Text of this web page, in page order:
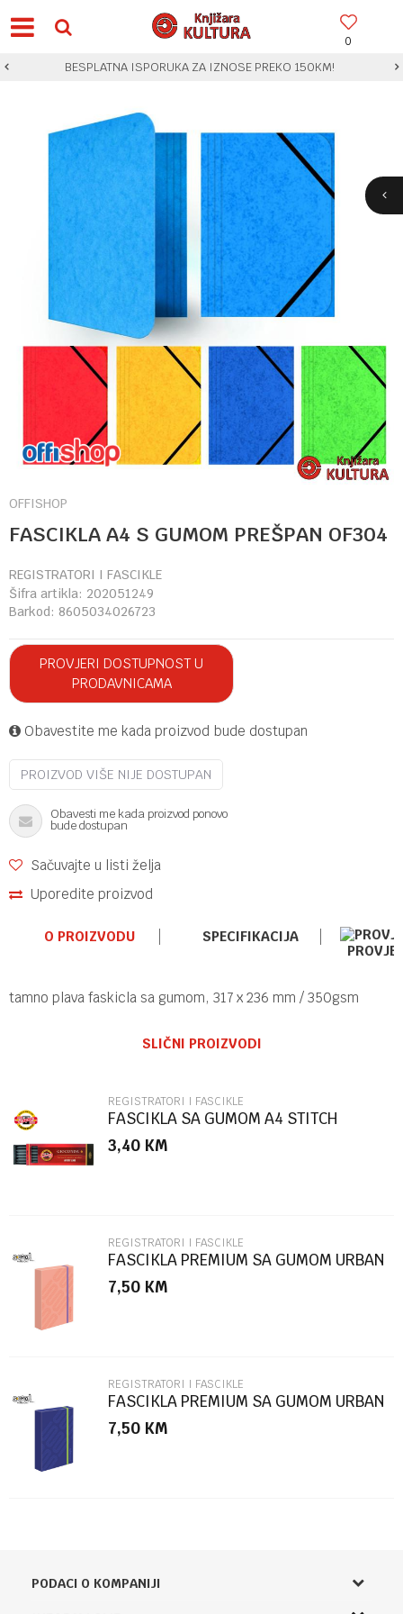
0
BESPLATNA ISPORUKA ZA IZNOSE PREKO 150KM!
OFFISHOP
FASCIKLA A4 S GUMOM PREŠPAN OF304
REGISTRATORI I FASCIKLE
Šifra artikla: 202051249
Barkod: 8605034026723
PROVJERI DOSTUPNOST U
PRODAVNICAMA
Obavestite me kada proizvod bude dostupan
PROIZVOD VIŠE NIJE DOSTUPAN
Obavesti me kada proizvod ponovo
bude dostupan
Sačuvajte u listi želja
Uporedite proizvod
O PROIZVODU
SPECIFIKACIJA
tamno plava faskicla sa gumom, 317 x 236 mm / 350gsm
Poruka
SLIČNI PROIZVODI
REGISTRATORI I FASCIKLE
FASCIKLA SA GUMOM A4 STITCH
86504
3,40 KM
REGISTRATORI I FASCIKLE
FASCIKLA PREMIUM SA GUMOM URBAN
STYLE SC2770
7,50 KM
REGISTRATORI I FASCIKLE
FASCIKLA PREMIUM SA GUMOM URBAN
STYLE SC2769
7,50 KM
PODACI O KOMPANIJI